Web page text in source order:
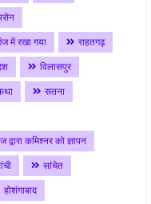
में रखा गया
राहतगढ़
विलासपुर
सतना
कमिश्नर को ज्ञापन
सांचेत
होशंगाबाद